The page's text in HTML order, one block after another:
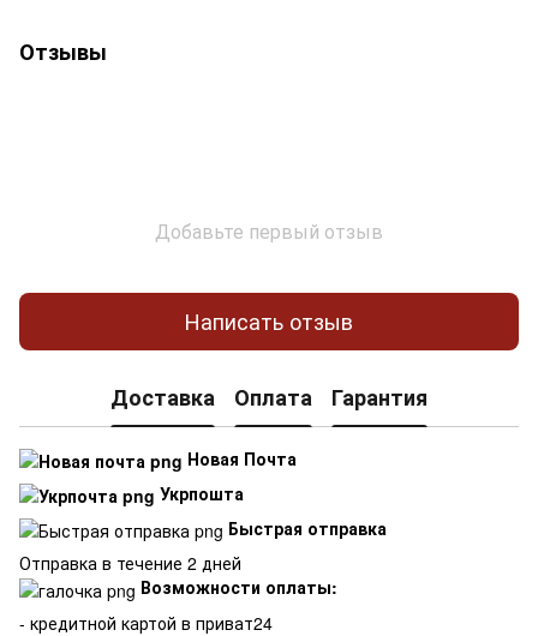
Отзывы
Добавьте первый отзыв
Написать отзыв
Доставка Оплата Гарантия
Новая Почта
Укрпошта
Быстрая отправка
Отправка в течение 2 дней
Возможности оплаты:
- кредитной картой в приват24